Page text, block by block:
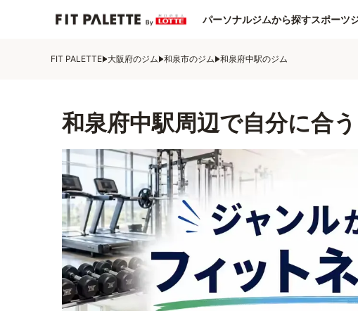
パーソナルジムから探すスポーツ
FIT PALETTE 大阪府のジム 和泉市のジム 和泉府中駅のジム
和泉府中駅周辺で自分に合